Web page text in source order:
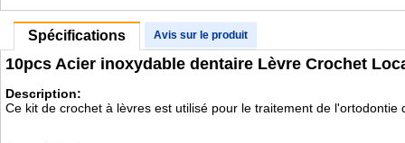
Spécifications Avis sur le produit
10pcs Acier inoxydable dentaire Lèvre Crochet
Description:
Ce kit de crochet à lèvres est utilisé pour le traitement de l'ortodontie